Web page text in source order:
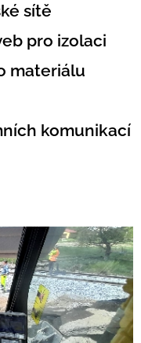
sítě
pro izolaci
materiálu
komunikací